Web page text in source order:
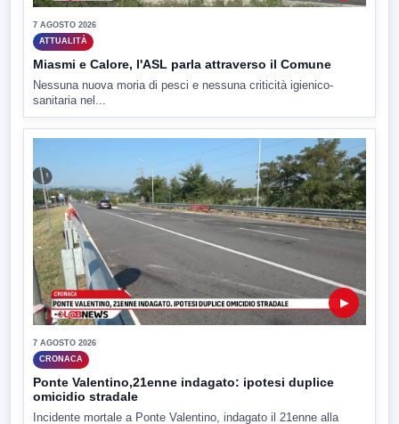
7 AGOSTO 2026
ATTUALITÀ
Miasmi e Calore, l'ASL parla attraverso il Comune
Nessuna nuova moria di pesci e nessuna criticità igienico-
sanitaria nel...
▶
7 AGOSTO 2026
CRONACA
Ponte Valentino,21enne indagato: ipotesi duplice
omicidio stradale
Incidente mortale a Ponte Valentino, indagato il 21enne alla